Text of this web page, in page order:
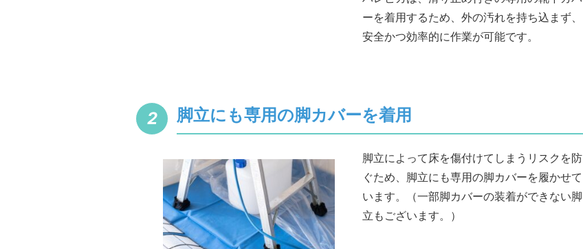
ーを着用するため、外の汚れを持ち込まず、
安全かつ効率的に作業が可能です。
脚立にも専用の脚カバーを着用
脚立によって床を傷付けてしまうリスクを防
ぐため、脚立にも専用の脚カバーを履かせて
います。（一部脚カバーの装着ができない脚
立もございます。）